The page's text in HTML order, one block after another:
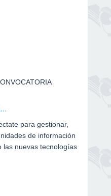
para gestionar,
de información
las nuevas tecnologías